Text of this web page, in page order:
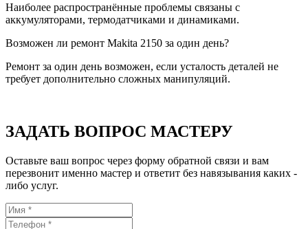
Наиболее распространённые проблемы связаны с
аккумуляторами, термодатчиками и динамиками.
Возможен ли ремонт Makita 2150 за один день?
Ремонт за один день возможен, если усталость деталей не
требует дополнительно сложных манипуляций.
ЗАДАТЬ ВОПРОС МАСТЕРУ
Оставьте ваш вопрос через форму обратной связи и вам
перезвонит именно мастер и ответит без навязывания каких -
либо услуг.